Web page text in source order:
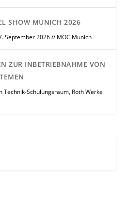
SHOW MUNICH 2026
September 2026 // MOC Munich
ZUR INBETRIEBNAHME VON
Technik-Schulungsraum, Roth Werke